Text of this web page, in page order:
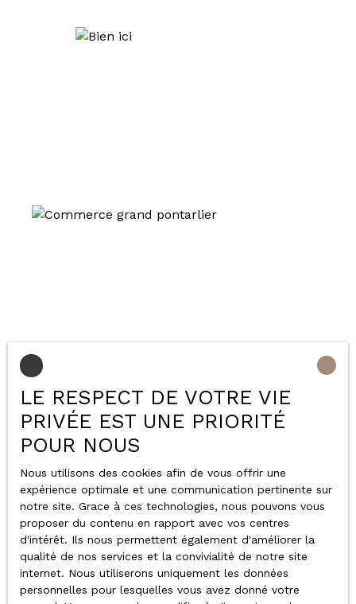
LE RESPECT DE VOTRE VIE
PRIVÉE EST UNE PRIORITÉ
POUR NOUS
Nous utilisons des cookies afin de vous offrir une
expérience optimale et une communication pertinente sur
notre site. Grace à ces technologies, nous pouvons vous
proposer du contenu en rapport avec vos centres
d'intérêt. Ils nous permettent également d'améliorer la
qualité de nos services et la convivialité de notre site
internet. Nous utiliserons uniquement les données
personnelles pour lesquelles vous avez donné votre